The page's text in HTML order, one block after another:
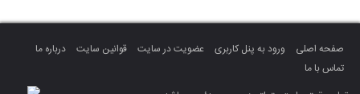
صفحه اصلی ورود به پنل کاربری عضویت در سایت قوانین سایت
درباره ما
تماس با ما